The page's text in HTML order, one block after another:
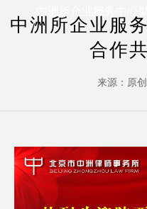
中洲所企业服
合作
来源：原创